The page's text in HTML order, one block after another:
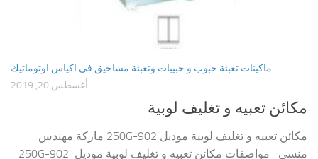
ماكينات تعبئة حبوب و حبيبات وتعبئة مساحيق في اكياس اوتوماتيك
أغسطس 20, 2019
مكائن تعبيه و تغليف لوبية
مكائن تعبيه و تغليف لوبية موديل 902-250G ماركة مهندس
منسي مواصفات مكائن تعبيه و تغليف لوبية موديل 902-250G